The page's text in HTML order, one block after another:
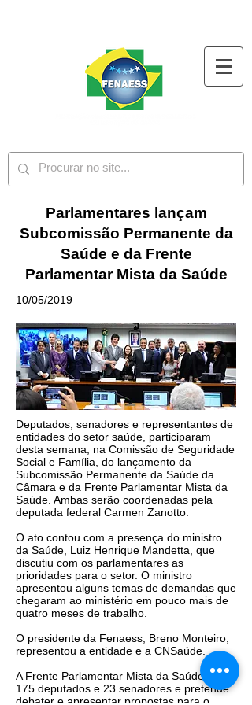
Parlamentares lançam
Subcomissão Permanente da
Saúde e da Frente
Parlamentar Mista da Saúde
10/05/2019
Deputados, senadores e representantes de
entidades do setor saúde, participaram
desta semana, na Comissão de Seguridade
Social e Família, do lançamento da
Subcomissão Permanente da Saúde da
Câmara e da Frente Parlamentar Mista da
Saúde. Ambas serão coordenadas pela
deputada federal Carmen Zanotto.
O ato contou com a presença do ministro
da Saúde, Luiz Henrique Mandetta, que
discutiu com os parlamentares as
prioridades para o setor. O ministro
apresentou alguns temas de demandas que
chegaram ao ministério em pouco mais de
quatro meses de trabalho.
O presidente da Fenaess, Breno Monteiro,
representou a entidade e a CNSaúde.
A Frente Parlamentar Mista da Saúde tem
175 deputados e 23 senadores e pretende
debater e apresentar propostas para o